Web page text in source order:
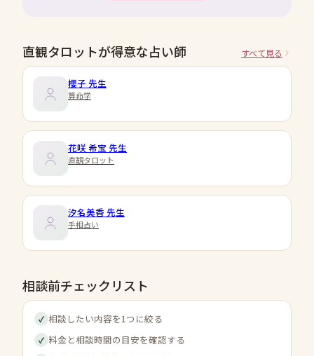
直観タロットが得意な占い師 すべて見る
櫻子 先生
算命学
花咲 希宝 先生
直観タロット
汐名美香 先生
手相占い
相談前チェックリスト
✓ 相談したい内容を1つに絞る
✓ 料金と相談時間の目安を確認する